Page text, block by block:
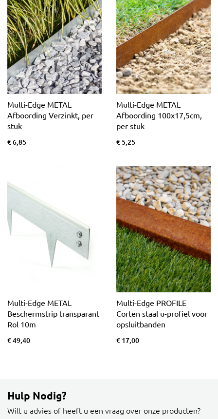
Multi-Edge METAL
Afboording Verzinkt, per
stuk
€ 6,85
Multi-Edge METAL
Afboording 100x17,5cm,
per stuk
€ 5,25
Multi-Edge METAL
Beschermstrip transparant
Rol 10m
€ 49,40
Multi-Edge PROFILE
Corten staal u-profiel voor
opsluitbanden
€ 17,00
Hulp Nodig?
Wilt u advies of heeft u een vraag over onze producten?